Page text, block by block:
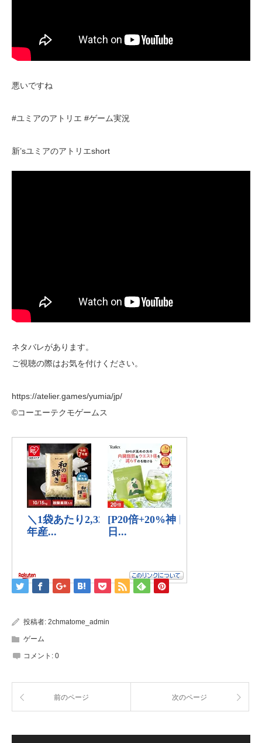
悪いですね
#ユミアのアトリエ #ゲーム実況
新’sユミアのアトリエshort
ネタバレがあります。
ご視聴の際はお気を付けください。
https://atelier.games/yumia/jp/
©コーエーテクモゲームス
投稿者: 2chmatome_admin
ゲーム
コメント: 0
前のページ 次のページ